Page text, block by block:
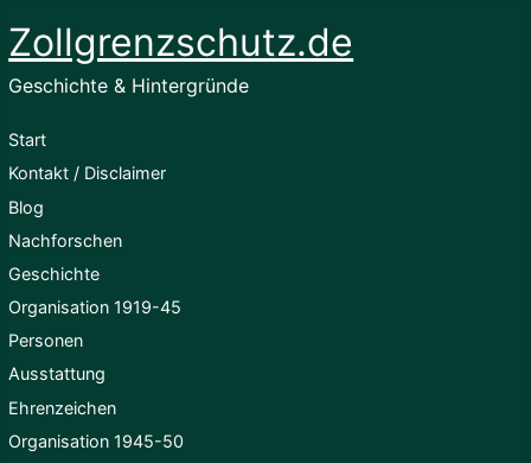
Zollgrenzschutz.de
Geschichte & Hintergründe
Start
Kontakt / Disclaimer
Blog
Nachforschen
Geschichte
Organisation 1919-45
Personen
Ausstattung
Ehrenzeichen
Organisation 1945-50